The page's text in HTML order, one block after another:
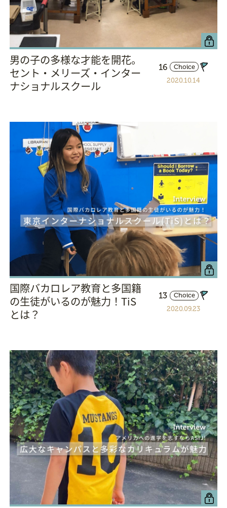
男の子の多様な才能を開花。
セント・メリーズ・インター
ナショナルスクール
16
Choice
2020.10.14
国際バカロレア教育と多国籍
の生徒がいるのが魅力！TiS
とは？
13
Choice
2020.09.23